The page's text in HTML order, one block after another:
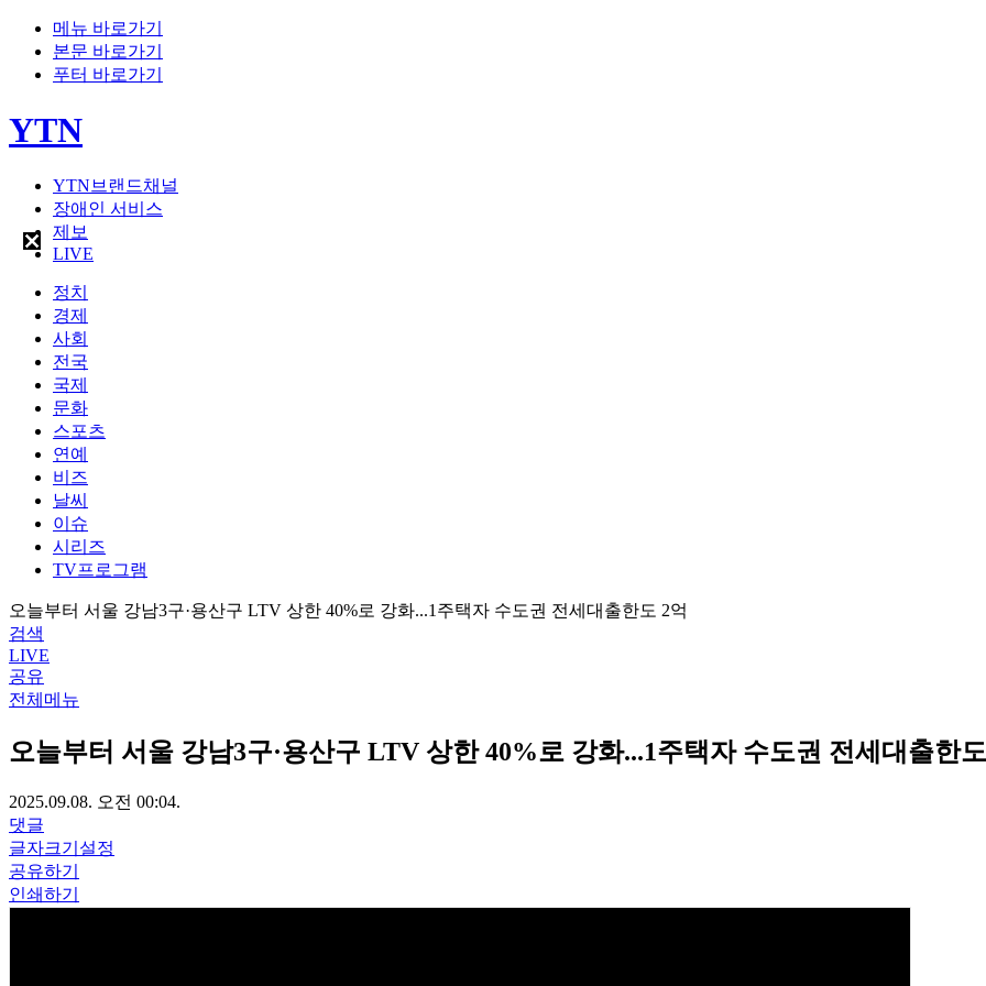
메뉴 바로가기
본문 바로가기
푸터 바로가기
YTN
YTN브랜드채널
장애인 서비스
제보
LIVE
정치
경제
사회
전국
국제
문화
스포츠
연예
비즈
날씨
이슈
시리즈
TV프로그램
오늘부터 서울 강남3구·용산구 LTV 상한 40%로 강화...1주택자 수도권 전세대출한도 2억
검색
LIVE
공유
전체메뉴
오늘부터 서울 강남3구·용산구 LTV 상한 40%로 강화...1주택자 수도권 전세대출한
2025.09.08. 오전 00:04.
댓글
글자크기설정
공유하기
인쇄하기